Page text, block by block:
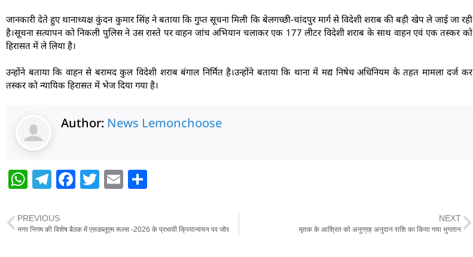
जानकारी देते हुए थानाध्यक्ष कुंदन कुमार सिंह ने बताया कि गुप्त सूचना मिली कि बेलगच्छी-चांदपुर मार्ग से विदेशी शराब की बड़ी खेप ले जाई जा रही
है।सूचना सत्यापन को निकली पुलिस ने उस रास्ते पर वाहन जांच अभियान चलाकर एक 177 लीटर विदेशी शराब के साथ वाहन एवं एक तस्कर को
हिरासत में ले लिया है।
उन्होंने बताया कि वाहन से बरामद कुल विदेशी शराब बंगाल निर्मित है।उन्होंने बताया कि थाना में मद्य निषेध अधिनियम के तहत मामला दर्ज कर
तस्कर को न्यायिक हिरासत में भेज दिया गया है।
Author: News Lemonchoose
W
at
s
T
e
g
F
e
T
er
E
l e
PREVIOUS
नगर निगम की विशेष बैठक में एसडब्लूएम रूल्स -2026 के प्रभावी क्रियान्वयन पर जोर
NEXT
मृतक के आश्रित को अनुग्रह अनुदान राशि का किया गया भुगतान